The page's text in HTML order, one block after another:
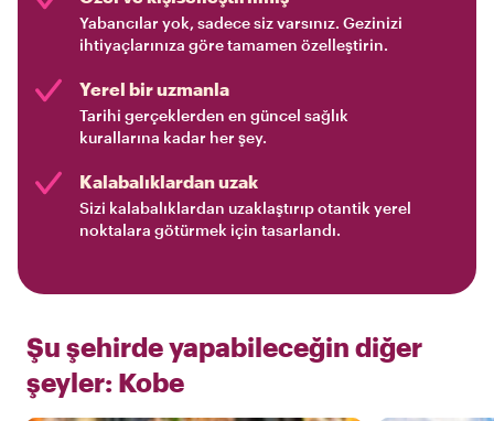
Yabancılar yok, sadece siz varsınız. Gezinizi
ihtiyaçlarınıza göre tamamen özelleştirin.
Yerel bir uzmanla
Tarihi gerçeklerden en güncel sağlık
kurallarına kadar her şey.
Kalabalıklardan uzak
Sizi kalabalıklardan uzaklaştırıp otantik yerel
noktalara götürmek için tasarlandı.
Şu şehirde yapabileceğin diğer
şeyler: Kobe